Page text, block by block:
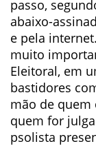
passo,
abaixo-
e pela
muito
Eleitoral, em
bastidores
mão de quem
quem for
psolista